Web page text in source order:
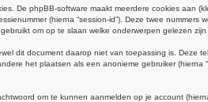
De phpBB-software maakt meerdere cookies aan
(hierna “session-id”). Deze twee
om op te slaan welke onderwerpen gelezen
dit document daarop niet van toepassing is. Deze
het plaatsen als een anonieme gebruiker (hierna
om te kunnen aanmelden op je account